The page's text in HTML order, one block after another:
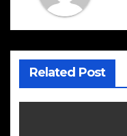
Related Post